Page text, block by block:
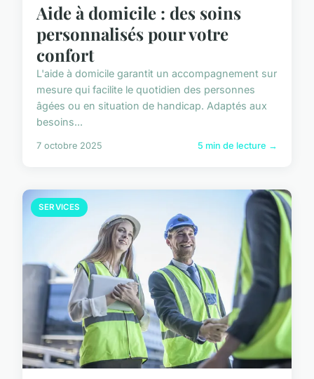
Aide à domicile : des soins
personnalisés pour votre
confort
L'aide à domicile garantit un accompagnement sur
mesure qui facilite le quotidien des personnes
âgées ou en situation de handicap. Adaptés aux
besoins...
7 octobre 2025 5 min de lecture →
SERVICES